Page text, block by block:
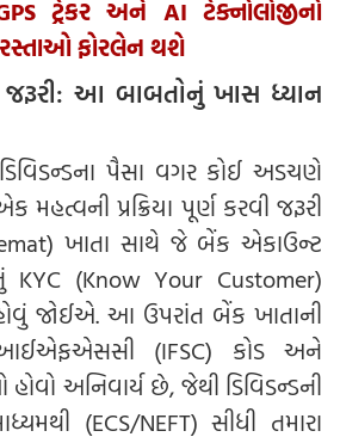
ટ્રેકર અને AI ટેક્નોલોજીનો
ફોરલેન થશે
આ બાબતોનું ખાસ ધ્યાન
પૈસા વગર કોઈ અડચણે
મહત્વની પ્રક્રિયા પૂર્ણ કરવી જરૂરી
ખાતા સાથે જે બેંક એકાઉન્ટ
(Know Your Customer)
જોઈએ. આ ઉપરાંત બેંક ખાતાની
(IFSC) કોડ અને
અનિવાર્ય છે, જેથી ડિવિડન્ડની
(ECS/NEFT) સીધી તમારા